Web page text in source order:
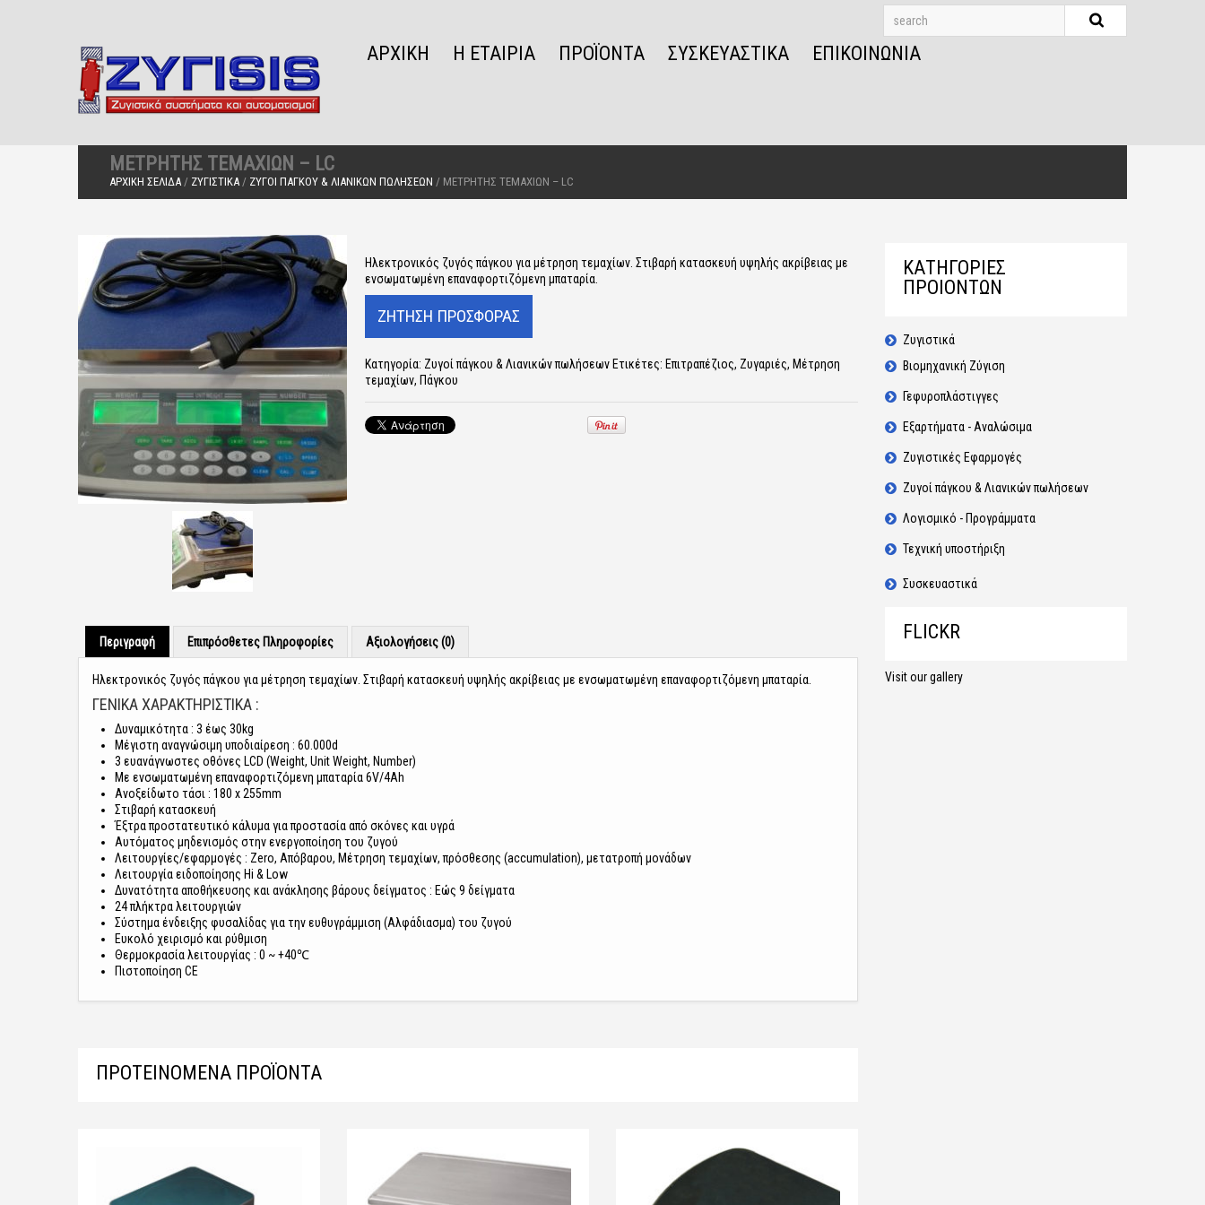
ΑΡΧΙΚΉ Η ΕΤΑΙΡΊΑ ΠΡΟΪΌΝΤΑ ΣΥΣΚΕΥΑΣΤΙΚΆ ΕΠΙΚΟΙΝΩΝΊΑ
ΜΕΤΡΗΤΉΣ ΤΕΜΑΧΊΩΝ – LC
ΑΡΧΙΚΉ ΣΕΛΊΔΑ / ΖΥΓΙΣΤΙΚΆ / ΖΥΓΟΊ ΠΆΓΚΟΥ & ΛΙΑΝΙΚΏΝ ΠΩΛΉΣΕΩΝ / ΜΕΤΡΗΤΉΣ ΤΕΜΑΧΊΩΝ – LC
Ηλεκτρονικός ζυγός πάγκου για μέτρηση τεμαχίων. Στιβαρή κατασκευή υψηλής ακρίβειας με
ενσωματωμένη επαναφορτιζόμενη μπαταρία.
Κατηγορία: Ζυγοί πάγκου & Λιανικών πωλήσεων Ετικέτες: Επιτραπέζιος, Ζυγαριές, Μέτρηση
τεμαχίων, Πάγκου
Περιγραφή Επιπρόσθετες Πληροφορίες Αξιολογήσεις (0)
Ηλεκτρονικός ζυγός πάγκου για μέτρηση τεμαχίων. Στιβαρή κατασκευή υψηλής ακρίβειας με ενσωματωμένη επαναφορτιζόμενη μπαταρία.
ΓΕΝΙΚΆ ΧΑΡΑΚΤΗΡΙΣΤΙΚΆ :
Δυναμικότητα : 3 έως 30kg
Μέγιστη αναγνώσιμη υποδιαίρεση : 60.000d
3 ευανάγνωστες οθόνες LCD (Weight, Unit Weight, Number)
Με ενσωματωμένη επαναφορτιζόμενη μπαταρία 6V/4Ah
Ανοξείδωτο τάσι : 180 x 255mm
Στιβαρή κατασκευή
Έξτρα προστατευτικό κάλυμα για προστασία από σκόνες και υγρά
Αυτόματος μηδενισμός στην ενεργοποίηση του ζυγού
Λειτουργίες/εφαρμογές : Zero, Απόβαρου, Μέτρηση τεμαχίων, πρόσθεσης (accumulation), μετατροπή μονάδων
Λειτουργία ειδοποίησης Hi & Low
Δυνατότητα αποθήκευσης και ανάκλησης βάρους δείγματος : Εώς 9 δείγματα
24 πλήκτρα λειτουργιών
Σύστημα ένδειξης φυσαλίδας για την ευθυγράμμιση (Αλφάδιασμα) του ζυγού
Ευκολό χειρισμό και ρύθμιση
Θερμοκρασία λειτουργίας : 0 ~ +40℃
Πιστοποίηση CE
ΠΡΟΤΕΙΝΌΜΕΝΑ ΠΡΟΪΌΝΤΑ
ΚΑΤΗΓΟΡΙΕΣ
ΠΡΟΙΟΝΤΩΝ
Ζυγιστικά
Βιομηχανική Ζύγιση
Γεφυροπλάστιγγες
Εξαρτήματα - Αναλώσιμα
Ζυγιστικές Εφαρμογές
Ζυγοί πάγκου & Λιανικών πωλήσεων
Λογισμικό - Προγράμματα
Τεχνική υποστήριξη
Συσκευαστικά
FLICKR
Visit our gallery